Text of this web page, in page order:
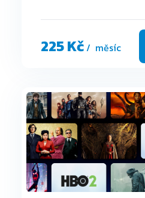
225 Kč/ měsíc